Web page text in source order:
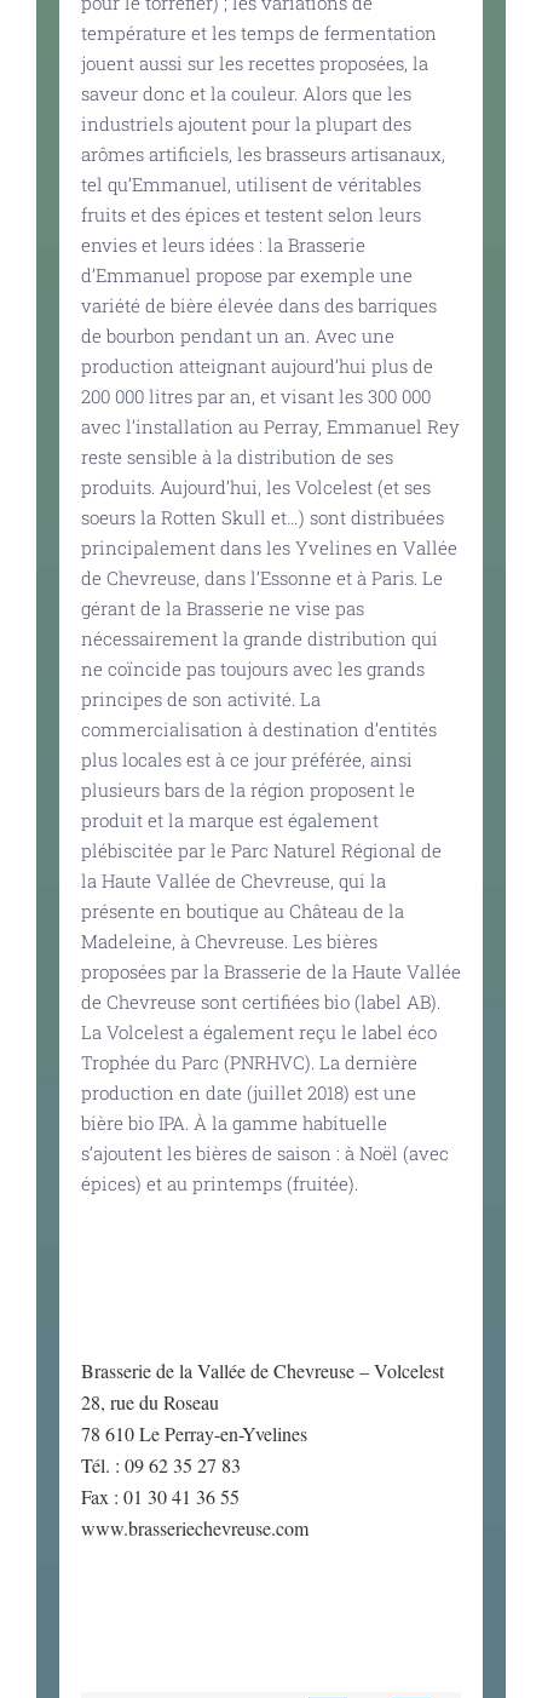
température et les temps de fermentation
jouent aussi sur les recettes proposées, la
saveur donc et la couleur. Alors que les
industriels ajoutent pour la plupart des
arômes artificiels, les brasseurs artisanaux,
tel qu’Emmanuel, utilisent de véritables
fruits et des épices et testent selon leurs
envies et leurs idées : la Brasserie
d’Emmanuel propose par exemple une
variété de bière élevée dans des barriques
de bourbon pendant un an. Avec une
production atteignant aujourd’hui plus de
200 000 litres par an, et visant les 300 000
avec l’installation au Perray, Emmanuel Rey
reste sensible à la distribution de ses
produits. Aujourd’hui, les Volcelest (et ses
soeurs la Rotten Skull et…) sont distribuées
principalement dans les Yvelines en Vallée
de Chevreuse, dans l’Essonne et à Paris. Le
gérant de la Brasserie ne vise pas
nécessairement la grande distribution qui
ne coïncide pas toujours avec les grands
principes de son activité. La
commercialisation à destination d’entités
plus locales est à ce jour préférée, ainsi
plusieurs bars de la région proposent le
produit et la marque est également
plébiscitée par le Parc Naturel Régional de
la Haute Vallée de Chevreuse, qui la
présente en boutique au Château de la
Madeleine, à Chevreuse. Les bières
proposées par la Brasserie de la Haute Vallée
de Chevreuse sont certifiées bio (label AB).
La Volcelest a également reçu le label éco
Trophée du Parc (PNRHVC). La dernière
production en date (juillet 2018) est une
bière bio IPA. À la gamme habituelle
s’ajoutent les bières de saison : à Noël (avec
épices) et au printemps (fruitée).
Brasserie de la Vallée de Chevreuse – Volcelest
28, rue du Roseau
78 610 Le Perray-en-Yvelines
Tél. : 09 62 35 27 83
Fax : 01 30 41 36 55
www.brasseriechevreuse.com